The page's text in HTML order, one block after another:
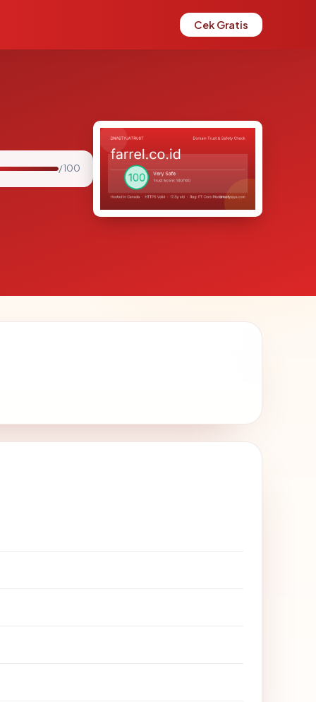
Cek Gratis
/ 100